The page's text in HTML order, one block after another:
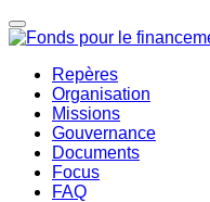
Repères
Organisation
Missions
Gouvernance
Documents
Focus
FAQ